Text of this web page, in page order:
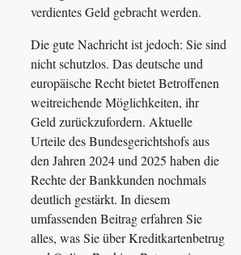
verdientes Geld gebracht werden.
Die gute Nachricht ist jedoch: Sie sind
nicht schutzlos. Das deutsche und
europäische Recht bietet Betroffenen
weitreichende Möglichkeiten, ihr
Geld zurückzufordern. Aktuelle
Urteile des Bundesgerichtshofs aus
den Jahren 2024 und 2025 haben die
Rechte der Bankkunden nochmals
deutlich gestärkt. In diesem
umfassenden Beitrag erfahren Sie
alles, was Sie über Kreditkartenbetrug